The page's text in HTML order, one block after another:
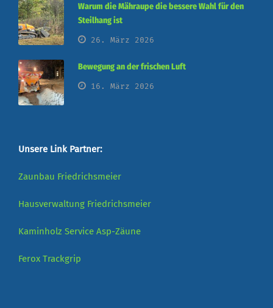
Warum die Mähraupe die bessere Wahl für den
Steilhang ist
26. März 2026
Bewegung an der frischen Luft
16. März 2026
Unsere Link Partner:
Zaunbau Friedrichsmeier
Hausverwaltung Friedrichsmeier
Kaminholz Service Asp-Zäune
Ferox Trackgrip